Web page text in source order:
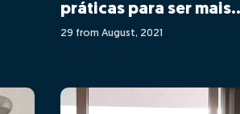
práticas para ser mais
feliz
29 from August, 2021